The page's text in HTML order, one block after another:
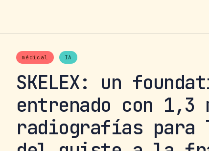
médical IA
SKELEX: un
entrenado con 1,3
radiografías para